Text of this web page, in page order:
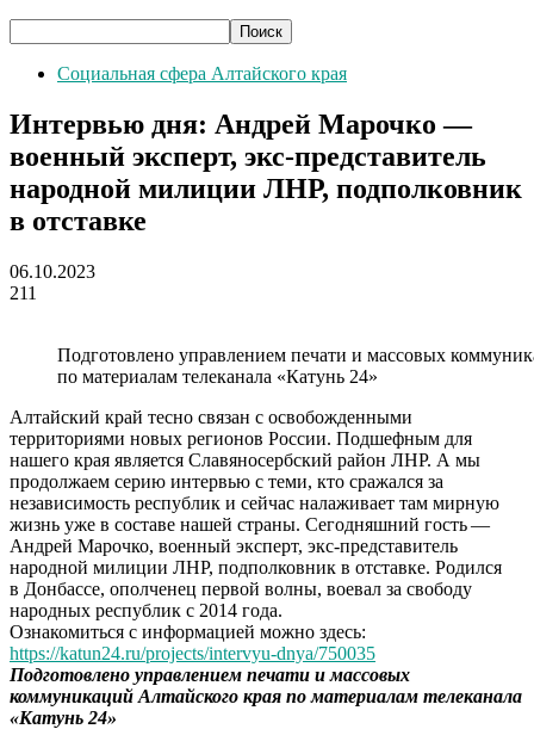
Социальная сфера Алтайского края
Интервью дня: Андрей Марочко —
военный эксперт, экс-представитель
народной милиции ЛНР, подполковник
в отставке
06.10.2023
211
Подготовлено управлением печати и массовых
по материалам телеканала «Катунь 24»
Алтайский край тесно связан с освобожденными
территориями новых регионов России. Подшефным для
нашего края является Славяносербский район ЛНР. А мы
продолжаем серию интервью с теми, кто сражался за
независимость республик и сейчас налаживает там мирную
жизнь уже в составе нашей страны. Сегодняшний гость —
Андрей Марочко, военный эксперт, экс-представитель
народной милиции ЛНР, подполковник в отставке. Родился
в Донбассе, ополченец первой волны, воевал за свободу
народных республик с 2014 года.
Ознакомиться с информацией можно здесь:
https://katun24.ru/projects/intervyu-dnya/750035
Подготовлено управлением печати и массовых
коммуникаций Алтайского края по материалам телеканала
«Катунь 24»